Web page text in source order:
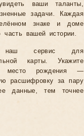
ваши таланты,
задачи. Каждая
знаке и доме
часть вашей истории.
наш сервис для
карты. Укажите
рождения —
расшифровку за пару
данные, тем точнее